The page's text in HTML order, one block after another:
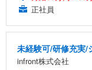
正社員
未経験可/研修充実/
infront株式会社